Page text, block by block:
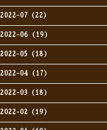
2022-07（22）
2022-06（19）
2022-05（18）
2022-04（17）
2022-03（18）
2022-02（19）